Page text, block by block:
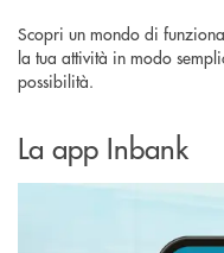
Scopri un mondo di
la tua attività in modo
possibilità.
La app Inbank